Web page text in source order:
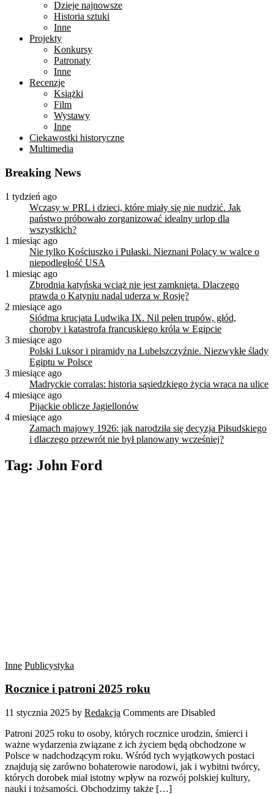
Dzieje najnowsze
Historia sztuki
Inne
Projekty
Konkursy
Patronaty
Inne
Recenzje
Książki
Film
Wystawy
Inne
Ciekawostki historyczne
Multimedia
Breaking News
1 tydzień ago
Wczasy w PRL i dzieci, które miały się nie nudzić. Jak
państwo próbowało zorganizować idealny urlop dla
wszystkich?
1 miesiąc ago
Nie tylko Kościuszko i Pułaski. Nieznani Polacy w walce o
niepodległość USA
1 miesiąc ago
Zbrodnia katyńska wciąż nie jest zamknięta. Dlaczego
prawda o Katyniu nadal uderza w Rosję?
2 miesiące ago
Siódma krucjata Ludwika IX. Nil pełen trupów, głód,
choroby i katastrofa francuskiego króla w Egipcie
3 miesiące ago
Polski Luksor i piramidy na Lubelszczyźnie. Niezwykłe ślady
Egiptu w Polsce
3 miesiące ago
Madryckie corralas: historia sąsiedzkiego życia wraca na ulice
4 miesiące ago
Pijackie oblicze Jagiellonów
4 miesiące ago
Zamach majowy 1926: jak narodziła się decyzja Piłsudskiego
i dlaczego przewrót nie był planowany wcześniej?
Tag: John Ford
Inne Publicystyka
Rocznice i patroni 2025 roku
11 stycznia 2025 by Redakcja Comments are Disabled
Patroni 2025 roku to osoby, których rocznice urodzin, śmierci i
ważne wydarzenia związane z ich życiem będą obchodzone w
Polsce w nadchodzącym roku. Wśród tych wyjątkowych postaci
znajdują się zarówno bohaterowie narodowi, jak i wybitni twórcy,
których dorobek miał istotny wpływ na rozwój polskiej kultury,
nauki i tożsamości. Obchodzimy także […]